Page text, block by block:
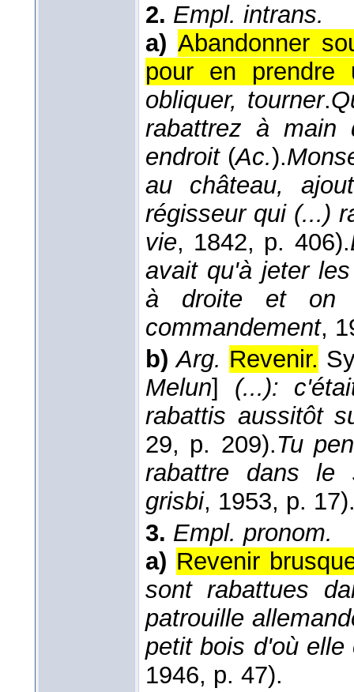
2. Empl. intrans.
a) Abandonner
pour en prendre
obliquer, tourner.
rabattrez à
endroit(Ac.).
au château,
régisseur qui (...)
vie, 1842, p. 406).
avait qu'à jeter
à droite et on
commandement,
b) Arg. Revenir.
Melun] (...):
rabattis aussitôt
29, p. 209).Tu
rabattre dans le
grisbi, 1953, p.
3. Empl. pronom.
a) Revenir
sont rabattues
patrouille
petit bois d'où elle
1946, p. 47).